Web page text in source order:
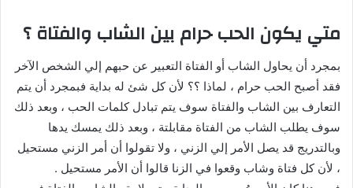
متي يكون الحب حرام بين الشاب والفتاة ؟
بمجرد أن يحاول الشاب أو الفتاة التعبير عن حبهم إلي الشخص الآخر
فقد أصبح الحب حرام ، لماذا ؟؟ لأن كل شئ له بداية فبمجرد أن يتم
التعارف بين الشاب والفتاة سوف يتم تبادل كلمات الحب ، وبعد ذلك
سوف يطلب الشاب من الفتاة مقابلتة ، وبعد ذلك يمسك يدها
وبالتدريج قد يصل الأمر إلي الزني ، ولا تقولوا أن أمر الزني مستحيل
، لأن كل فتاة وشاب وقعوا في الزنا قالوا أن الأمر مستحيل .